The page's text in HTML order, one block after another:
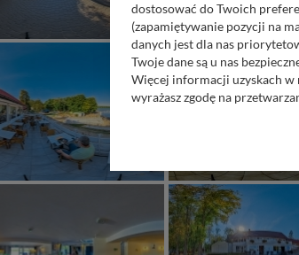
dostosować do Twoich
(zapamiętywanie pozycji na
danych jest dla nas
Twoje dane są u nas
Więcej informacji uzyskach w
wyrażasz zgodę na
Wyjątkiem jest sytuacja, gdy
zasadach i funkcjonalności
Administratorem Twoich
11-500 Giżycko. Możesz z